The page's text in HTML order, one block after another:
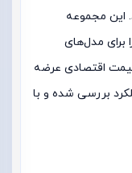
این مجموعه
برای مدل‌های
اقتصادی عرضه
بررسی شده و با